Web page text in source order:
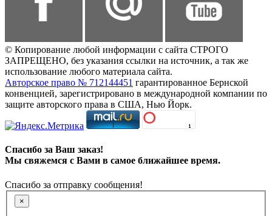
© Копирование любой информации с сайта СТРОГО
ЗАПРЕЩЕНО, без указания ссылки на источник, а так же
использование любого материала сайта.
Авторское право № 712144451 гарантированное Бернской
конвенцией, зарегистрировано в международной компании по
защите авторского права в США, Нью Йорк.
Спасибо за Ваш заказ!
Мы свяжемся с Вами в самое ближайшее время.
Спасибо за отправку сообщения!
×